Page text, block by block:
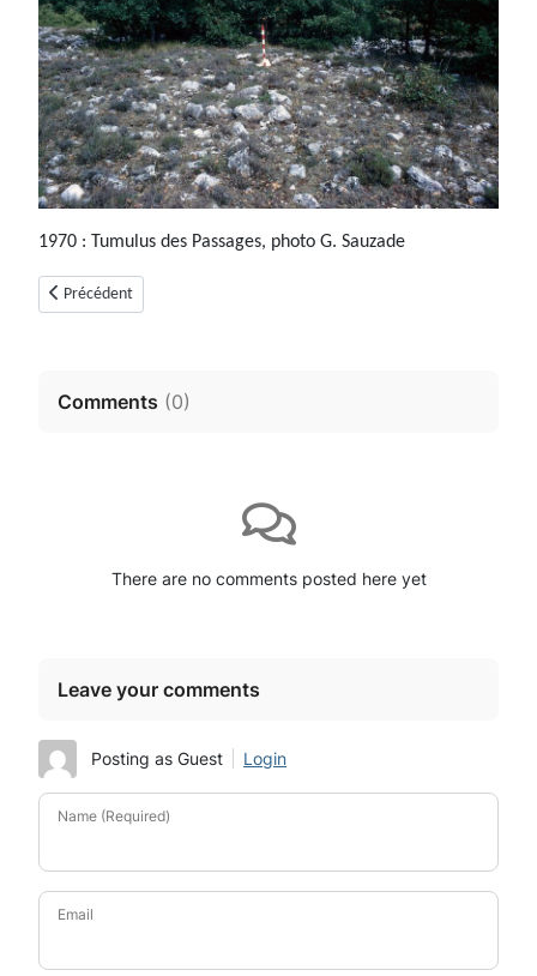
1970 : Tumulus des Passages, photo G. Sauzade
Article précédent : Le tumulus à antennes de la Friyère (Saint-Vallier-de-
Précédent
Comments (0)
There are no comments posted here yet
Leave your comments
Posting as Guest Login
Name (Required)
Email